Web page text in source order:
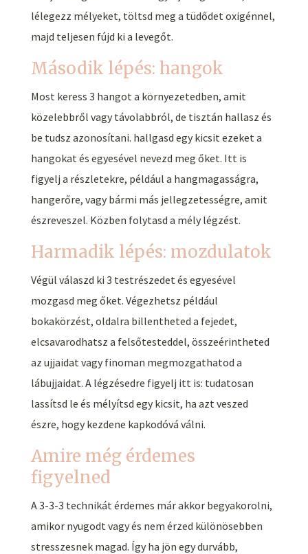
lélegezz mélyeket, töltsd meg a tüdődet oxigénnel,
majd teljesen fújd ki a levegőt.
Második lépés: hangok
Most keress 3 hangot a környezetedben, amit
közelebbről vagy távolabbról, de tisztán hallasz és
be tudsz azonosítani. hallgasd egy kicsit ezeket a
hangokat és egyesével nevezd meg őket. Itt is
figyelj a részletekre, például a hangmagasságra,
hangerőre, vagy bármi más jellegzetességre, amit
észreveszel. Közben folytasd a mély légzést.
Harmadik lépés: mozdulatok
Végül válaszd ki 3 testrészedet és egyesével
mozgasd meg őket. Végezhetsz például
bokakörzést, oldalra billentheted a fejedet,
elcsavarodhatsz a felsőtesteddel, összeérintheted
az ujjaidat vagy finoman megmozgathatod a
lábujjaidat. A légzésedre figyelj itt is: tudatosan
lassítsd le és mélyítsd egy kicsit, ha azt veszed
észre, hogy kezdene kapkodóvá válni.
Amire még érdemes
figyelned
A 3-3-3 technikát érdemes már akkor begyakorolni,
amikor nyugodt vagy és nem érzed különösebben
stresszesnek magad. Így ha jön egy durvább,